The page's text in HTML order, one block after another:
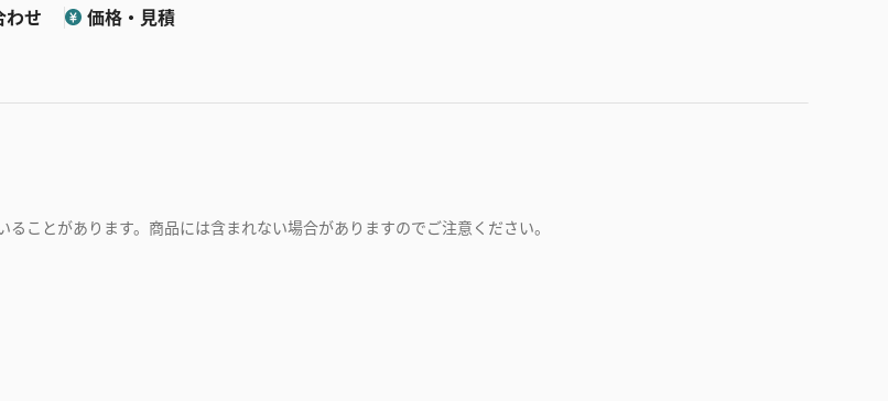
わせ 価格・見積
ことがあります。商品には含まれない場合がありますのでご注意ください。